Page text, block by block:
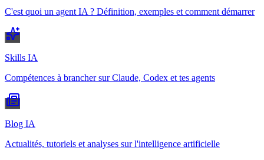
C'est quoi un agent IA ? Définition, exemples et comment démarrer
Skills IA
Compétences à brancher sur Claude, Codex et tes agents
Blog IA
Actualités, tutoriels et analyses sur l'intelligence artificielle